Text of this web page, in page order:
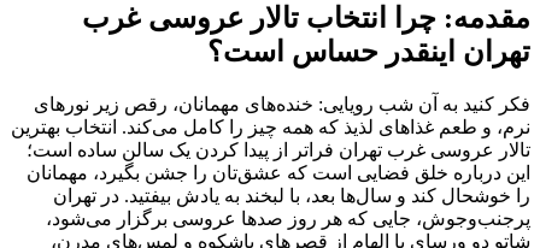
مقدمه: چرا انتخاب تالار عروسی غرب
تهران اینقدر حساس است؟
فکر کنید به آن شب رویایی: خنده‌های مهمانان، رقص زیر نورهای
نرم، و طعم غذاهای لذیذ که همه چیز را کامل می‌کند. انتخاب بهترین
تالار عروسی غرب تهران فراتر از پیدا کردن یک سالن ساده است؛
این درباره خلق فضایی است که عشق‌تان را جشن بگیرد، مهمانان
را خوشحال کند و سال‌ها بعد، با لبخند به یادش بیفتید. در تهران
پرجنب‌وجوش، جایی که هر روز صدها عروسی برگزار می‌شود،
شاتو دو ورسای با الهام از قصرهای باشکوه و لمس‌های مدرن،